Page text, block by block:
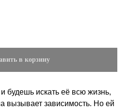
в корзину
будешь искать её всю жизнь,
вызывает зависимость. Но ей